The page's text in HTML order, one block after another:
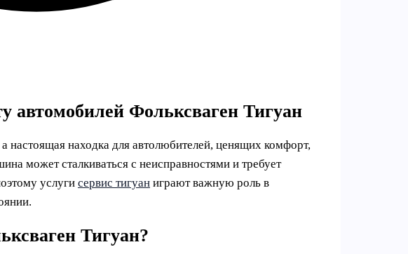
автомобилей Фольксваген Тигуан
настоящая находка для автолюбителей, ценящих комфорт,
может сталкиваться с неисправностями и требует
услуги сервис тигуан играют важную роль в
Тигуан?